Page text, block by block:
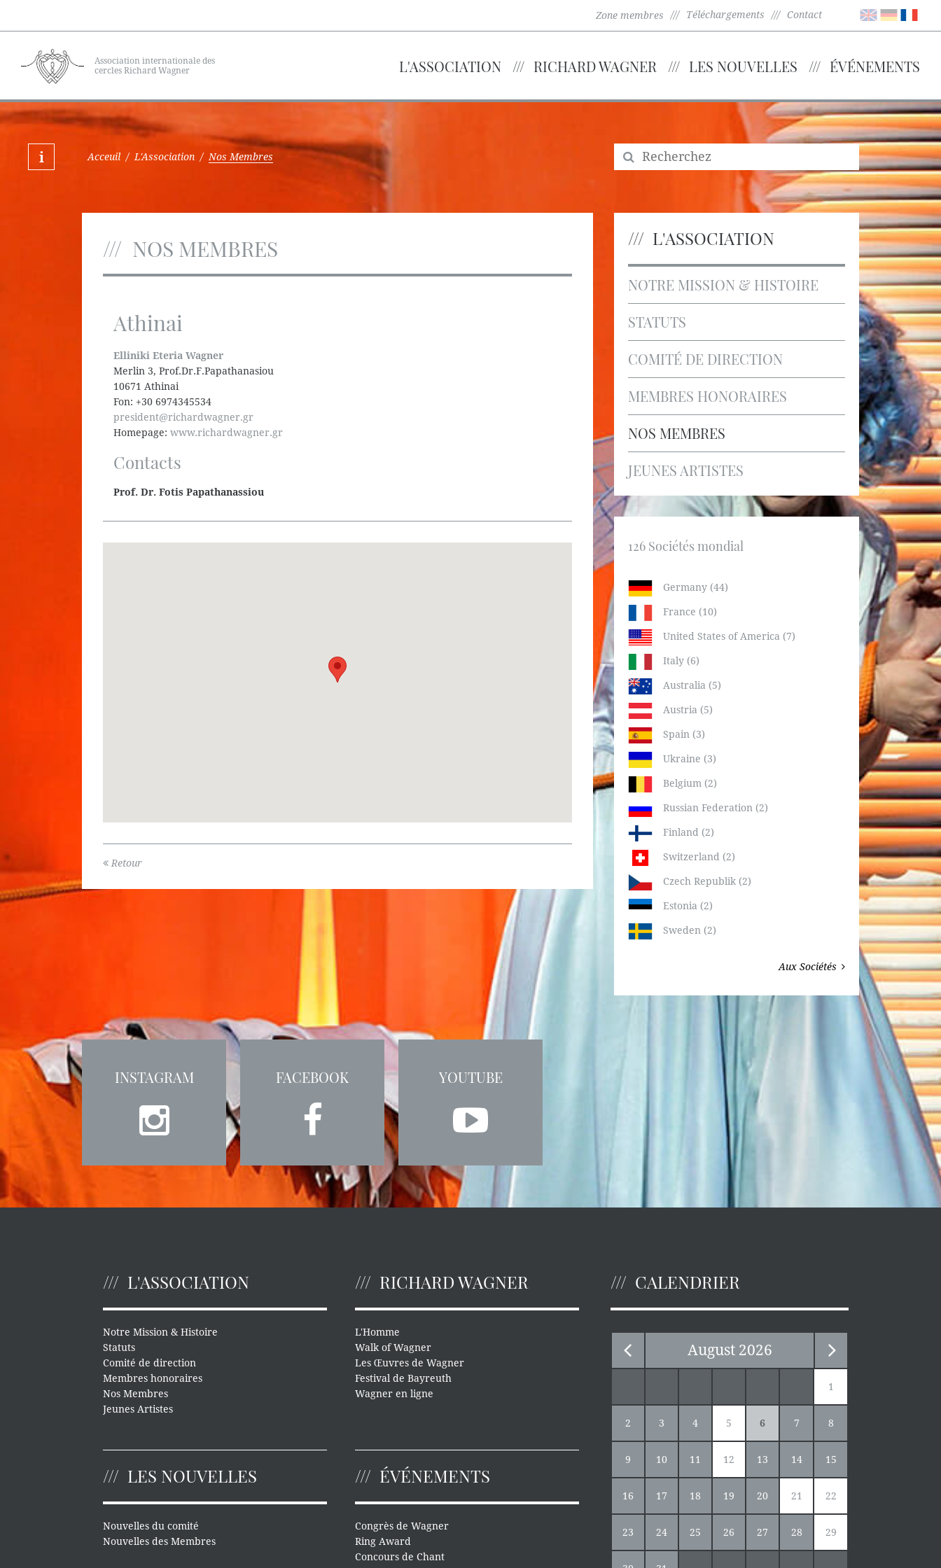
Zone membres Téléchargements Contact
Association internationale des
cercles Richard Wagner
L'ASSOCIATION RICHARD WAGNER LES NOUVELLES ÉVÉNEMENTS
Acceuil / L'Association / Nos Membres
NOS MEMBRES
Athinai
Elliniki Eteria Wagner
Merlin 3, Prof.Dr.F.Papathanasiou
10671 Athinai
Fon: +30 6974345534
president@richardwagner.gr
Homepage: www.richardwagner.gr
Contacts
Prof. Dr. Fotis Papathanassiou
Retour
L'ASSOCIATION
NOTRE MISSION & HISTOIRE
STATUTS
COMITÉ DE DIRECTION
MEMBRES HONORAIRES
NOS MEMBRES
JEUNES ARTISTES
126 Sociétés mondial
Germany (44)
France (10)
United States of America (7)
Italy (6)
Australia (5)
Austria (5)
Spain (3)
Ukraine (3)
Belgium (2)
Russian Federation (2)
Finland (2)
Switzerland (2)
Czech Republik (2)
Estonia (2)
Sweden (2)
Aux Sociétés
INSTAGRAM FACEBOOK YOUTUBE
L'ASSOCIATION
Notre Mission & Histoire
Statuts
Comité de direction
Membres honoraires
Nos Membres
Jeunes Artistes
RICHARD WAGNER
L'Homme
Walk of Wagner
Les Œuvres de Wagner
Festival de Bayreuth
Wagner en ligne
LES NOUVELLES
Nouvelles du comité
Nouvelles des Membres
ÉVÉNEMENTS
Congrès de Wagner
Ring Award
Concours de Chant
CALENDRIER
August 2026
1
2 3 4 5 6 7 8
9 10 11 12 13 14 15
16 17 18 19 20 21 22
23 24 25 26 27 28 29